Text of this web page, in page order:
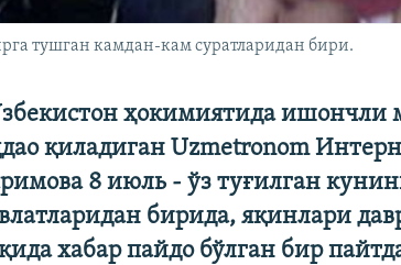
тушган камдан-кам суратларидан бири.
ҳокимиятида ишончли
қиладиган Uzmetronom
8 июль - ўз туғилган
бирида, яқинлари
хабар пайдо бўлган бир